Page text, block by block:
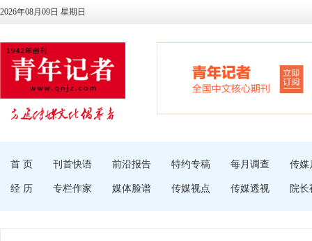
2026年08月09日 星期日
首 页 刊首快语 前沿报告 特约专稿 每月调查 传媒
经 历 专栏作家 媒体脸谱 传媒视点 传媒透视 院长